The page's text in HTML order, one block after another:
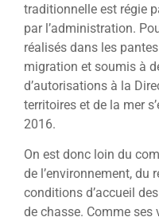
traditionnelle est régie
par l’administration.
réalisés dans les
migration et soumis à
d’autorisations à la
territoires et de la mer
2016.
On est donc loin du
de l’environnement,
conditions d’accueil
de chasse. Comme ses